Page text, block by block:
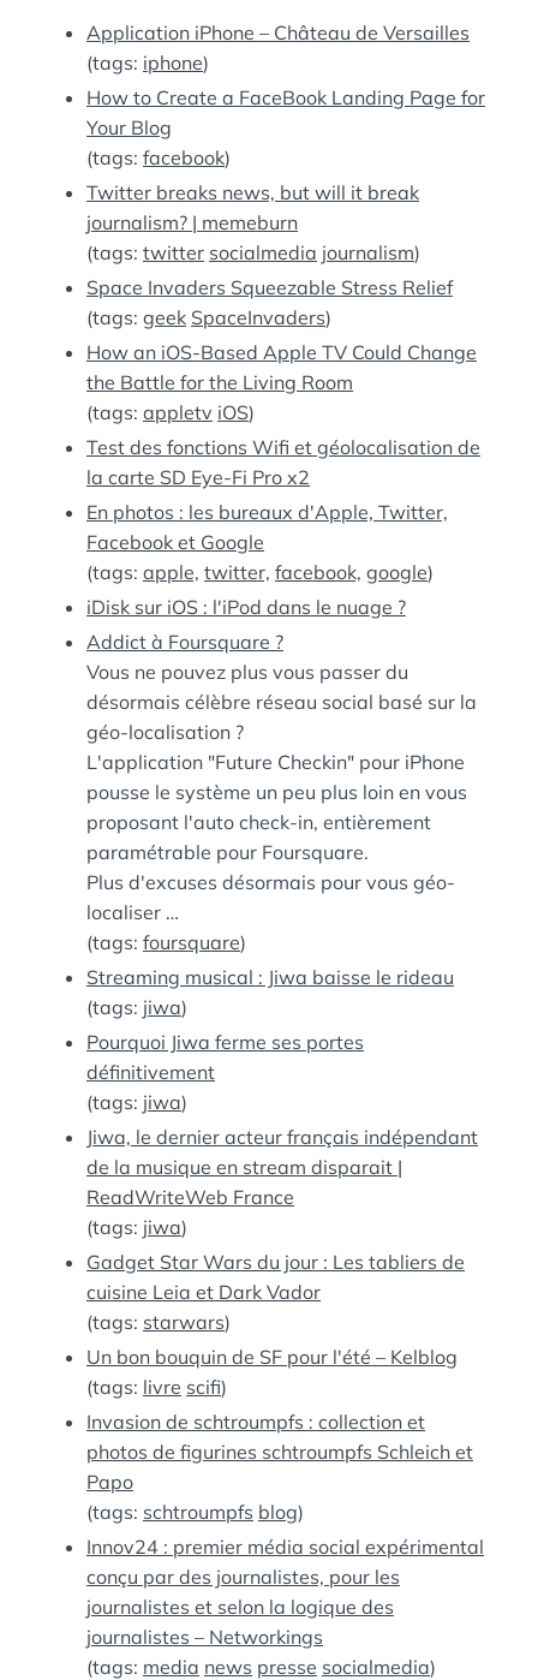
Application iPhone – Château de Versailles
(tags: iphone)
How to Create a FaceBook Landing Page for
Your Blog
(tags: facebook)
Twitter breaks news, but will it break
journalism? | memeburn
(tags: twitter socialmedia journalism)
Space Invaders Squeezable Stress Relief
(tags: geek SpaceInvaders)
How an iOS-Based Apple TV Could Change
the Battle for the Living Room
(tags: appletv iOS)
Test des fonctions Wifi et géolocalisation de
la carte SD Eye-Fi Pro x2
En photos : les bureaux d'Apple, Twitter,
Facebook et Google
(tags: apple, twitter, facebook, google)
iDisk sur iOS : l'iPod dans le nuage ?
Addict à Foursquare ?
Vous ne pouvez plus vous passer du
désormais célèbre réseau social basé sur la
géo-localisation ?
L'application "Future Checkin" pour iPhone
pousse le système un peu plus loin en vous
proposant l'auto check-in, entièrement
paramétrable pour Foursquare.
Plus d'excuses désormais pour vous géo-
localiser …
(tags: foursquare)
Streaming musical : Jiwa baisse le rideau
(tags: jiwa)
Pourquoi Jiwa ferme ses portes
définitivement
(tags: jiwa)
Jiwa, le dernier acteur français indépendant
de la musique en stream disparait |
ReadWriteWeb France
(tags: jiwa)
Gadget Star Wars du jour : Les tabliers de
cuisine Leia et Dark Vador
(tags: starwars)
Un bon bouquin de SF pour l'été – Kelblog
(tags: livre scifi)
Invasion de schtroumpfs : collection et
photos de figurines schtroumpfs Schleich et
Papo
(tags: schtroumpfs blog)
Innov24 : premier média social expérimental
conçu par des journalistes, pour les
journalistes et selon la logique des
journalistes – Networkings
(tags: media news presse socialmedia)